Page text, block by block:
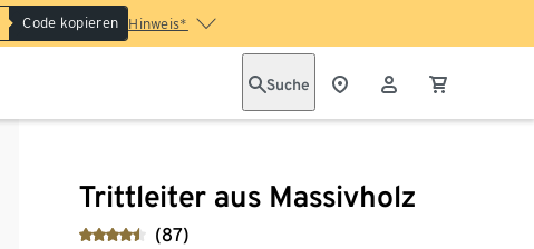
Code kopieren Hinweis*
Suche
Trittleiter aus Massivholz
(87)